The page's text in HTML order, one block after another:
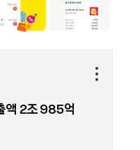
액 2조 985억